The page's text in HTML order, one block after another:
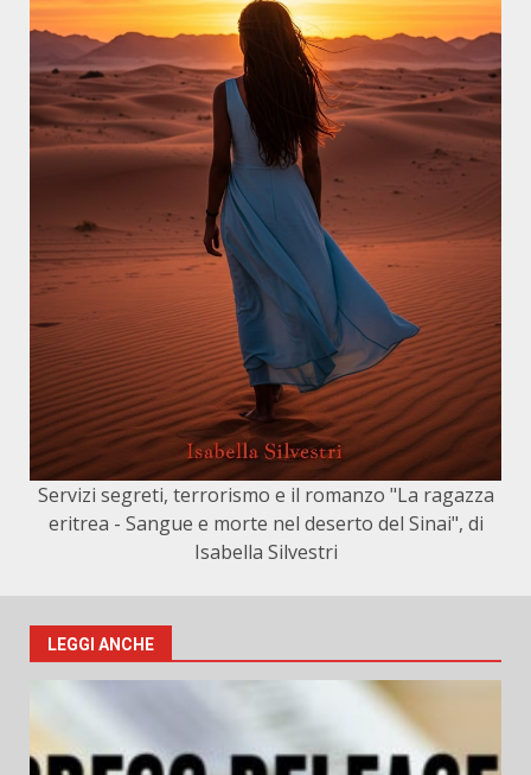
Servizi segreti, terrorismo e il romanzo "La ragazza
eritrea - Sangue e morte nel deserto del Sinai", di
Isabella Silvestri
LEGGI ANCHE